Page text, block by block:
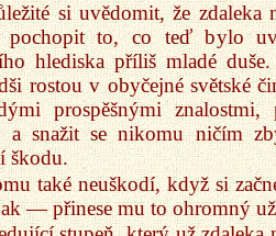
si uvědomit, že
pochopit to, co teď bylo
hlediska příliš mladé
rostou v obyčejné světské
prospěšnými
a snažit se nikomu ničím
škodu.
také neuškodí, když si
— přinese mu to ohromný